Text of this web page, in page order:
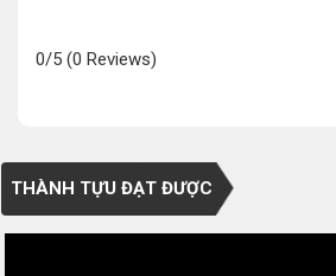
0/5 (0 Reviews)
THÀNH TỰU ĐẠT ĐƯỢC